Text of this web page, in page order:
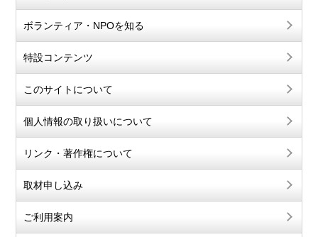
ボランティア・NPOを知る
特設コンテンツ
このサイトについて
個人情報の取り扱いについて
リンク・著作権について
取材申し込み
ご利用案内